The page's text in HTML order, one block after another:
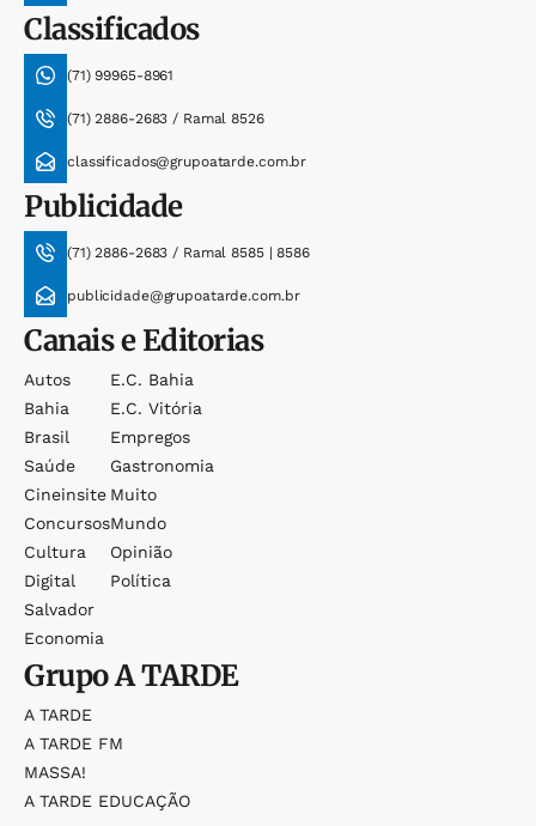
Classificados
(71) 99965-8961
(71) 2886-2683 / Ramal 8526
classificados@grupoatarde.com.br
Publicidade
(71) 2886-2683 / Ramal 8585 | 8586
publicidade@grupoatarde.com.br
Canais e Editorias
Autos
Bahia
Brasil
Saúde
Cineinsite
Concursos
Cultura
Digital
Salvador
Economia
E.c. Bahia
E.c. Vitória
Empregos
Gastronomia
Muito
Mundo
Opinião
Política
GrupoA TARDE
A TARDE
A TARDE FM
MASSA!
A TARDE EDUCAÇÃO